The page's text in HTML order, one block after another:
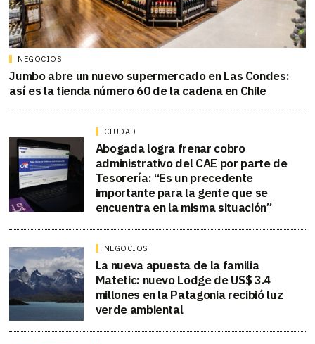
NEGOCIOS
Jumbo abre un nuevo supermercado en Las Condes:
así es la tienda número 60 de la cadena en Chile
CIUDAD
Abogada logra frenar cobro
administrativo del CAE por parte de
Tesorería: “Es un precedente
importante para la gente que se
encuentra en la misma situación”
NEGOCIOS
La nueva apuesta de la familia
Matetic: nuevo Lodge de US$ 3.4
millones en la Patagonia recibió luz
verde ambiental